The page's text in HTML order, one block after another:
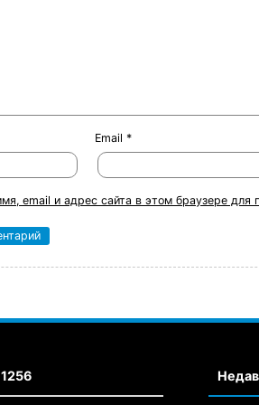
Email*
email и адрес сайта в этом браузере